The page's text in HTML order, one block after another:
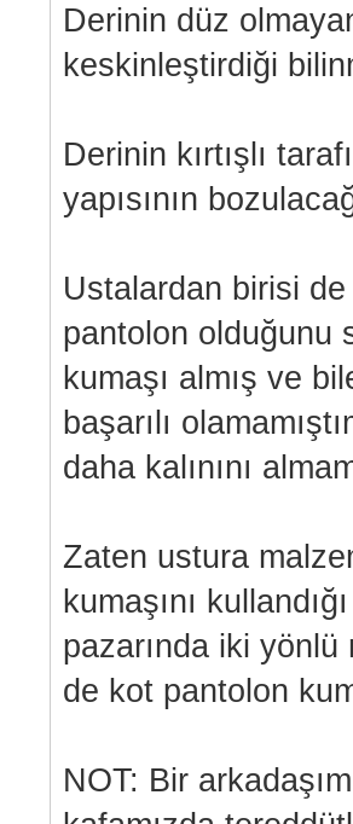
Derinin düz
keskinleştirdiği
Derinin kırtışlı
yapısının
Ustalardan birisi
pantolon olduğunu
kumaşı almış ve
başarılı
daha kalınını
Zaten ustura
kumaşını
pazarında iki
de kot pantolon
NOT: Bir